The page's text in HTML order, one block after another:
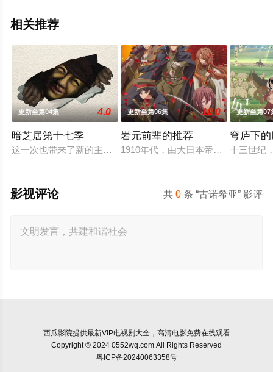
相关推荐
更新至第04集 4.0
暗芝居第十七季
这一次也带来了新的主题与新的恐怖演出，充满了令人脊背发凉
更新至第06集 10.0
岩元前辈的推荐
1910年代，由大日本帝国陆军设立
更新至第07
穹庐下
十三世纪
共0 条 “古诺希亚” 影评
影视评论
西瓜影院提供最新VIP电视剧大全，高清电影免费在线观看
Copyright © 2024 0552wq.com All Rights Reserved
粤ICP备20240063358号